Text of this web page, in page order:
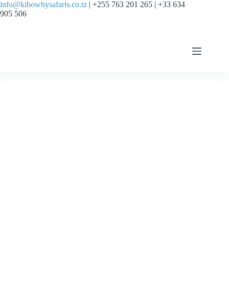
info@kibowhysafaris.co.tz | +255 763 201 265 | +33 634
905 506